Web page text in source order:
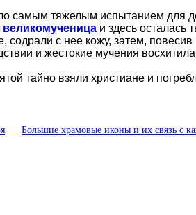
самым тяжелым испытанием для
великомученица и здесь осталась
содрали с нее кожу, затем,
и жестокие мучения
тайно взяли христиане и
Большие храмовые иконы и их связь с